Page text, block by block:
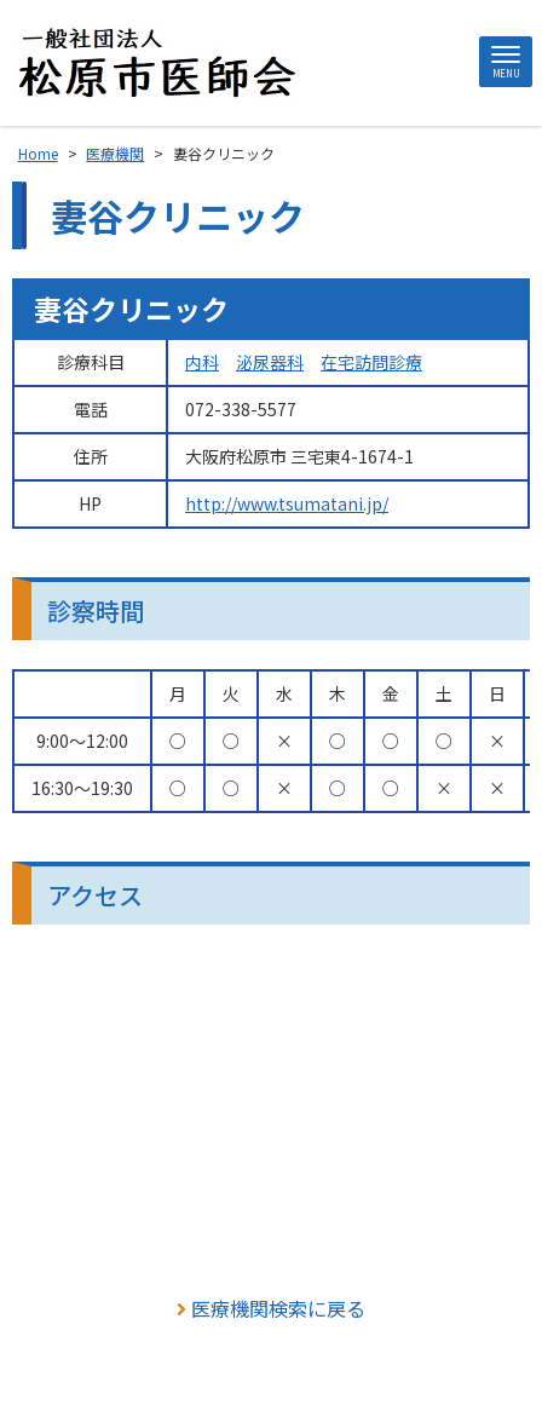
MENU
Home > 医療機関 > 妻谷クリニック
妻谷クリニック
妻谷クリニック
診療科目 内科 泌尿器科
在宅訪問診療
電話
072-338-5577
住所
大阪府松原市 三宅東4-1674-1
HP
http://www.tsumatani.jp/
診察時間
月 火 水 木 金 土
日
9:00〜12:00
○ ○ × ○ ○ ○
×
16:30〜19:30
○ ○ × ○ ○ × ×
アクセス
医療機関検索に戻る